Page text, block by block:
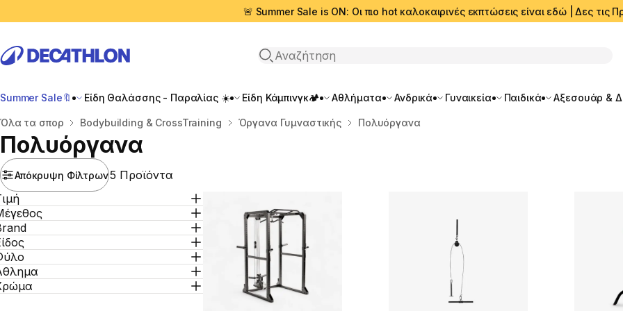
🚨 Summer Sale is ON: Οι πιο hot καλοκαιρινές εκπτώσεις είναι εδώ | Δες τις
Αναζήτηση
Summer Sale🔖 Είδη Θαλάσσης - Παραλίας ☀️ Είδη Κάμπινγκ🏕️ Αθλήματα Ανδρικά Γυναικεία Παιδικά Αξεσουάρ &
Αρχική σελίδα
Όλα τα σπορ Bodybuilding & CrossTraining Όργανα Γυμναστικής Πολυόργανα
Πολυόργανα
Απόκρυψη Φίλτρων5 Προϊόντα